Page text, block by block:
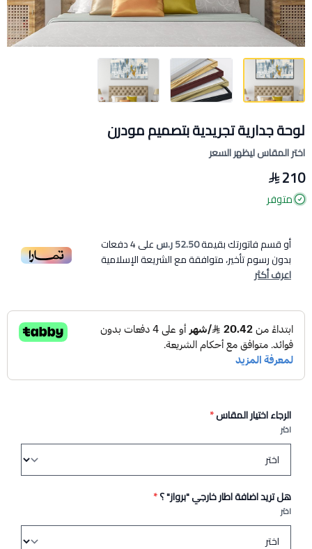
لوحة جدارية تجريدية بتصميم مودرن
اختر المقاس ليظهر السعر
210
متوفر
أو قسم فاتورتك بقيمة52.50 ر.س على4دفعات
بدون رسوم تأخير، متوافقة مع الشريعة الإسلامية
اعرف أكثر
الرجاء اختيار المقاس*
اختر
هل تريد اضافة اطار خارجي "برواز" ؟*
اختر